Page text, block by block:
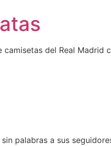
del Real
palabras a sus